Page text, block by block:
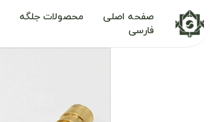
صفحه اصلی محصولات جلگه
فارسی